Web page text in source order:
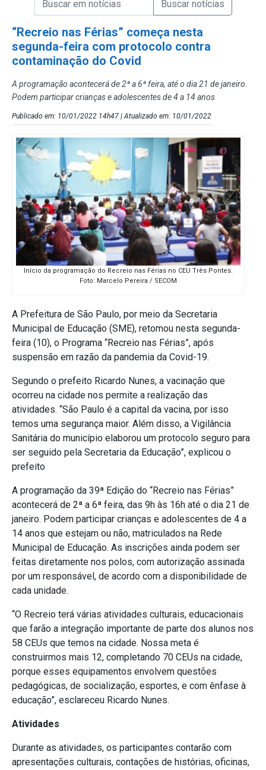
“Recreio nas Férias” começa nesta
segunda-feira com protocolo contra
contaminação do Covid
A programação acontecerá de 2ª a 6ª feira, até o dia 21 de janeiro.
Podem participar crianças e adolescentes de 4 a 14 anos
Publicado em: 10/01/2022 14h47 | Atualizado em: 10/01/2022
Início da programação do Recreio nas Férias no CEU Três Pontes.
Foto: Marcelo Pereira / SECOM
A Prefeitura de São Paulo, por meio da Secretaria
Municipal de Educação (SME), retomou nesta segunda-
feira (10), o Programa “Recreio nas Férias”, após
suspensão em razão da pandemia da Covid-19.
Segundo o prefeito Ricardo Nunes, a vacinação que
ocorreu na cidade nos permite a realização das
atividades. “São Paulo é a capital da vacina, por isso
temos uma segurança maior. Além disso, a Vigilância
Sanitária do município elaborou um protocolo seguro para
ser seguido pela Secretaria da Educação”, explicou o
prefeito
A programação da 39ª Edição do “Recreio nas Férias”
acontecerá de 2ª a 6ª feira, das 9h às 16h até o dia 21 de
janeiro. Podem participar crianças e adolescentes de 4 a
14 anos que estejam ou não, matriculados na Rede
Municipal de Educação. As inscrições ainda podem ser
feitas diretamente nos polos, com autorização assinada
por um responsável, de acordo com a disponibilidade de
cada unidade.
“O Recreio terá várias atividades culturais, educacionais
que farão a integração importante de parte dos alunos nos
58 CEUs que temos na cidade. Nossa meta é
construirmos mais 12, completando 70 CEUs na cidade,
porque esses equipamentos envolvem questões
pedagógicas, de socialização, esportes, e com ênfase à
educação”, esclareceu Ricardo Nunes.
Atividades
Durante as atividades, os participantes contarão com
apresentações culturais, contações de histórias, oficinas,